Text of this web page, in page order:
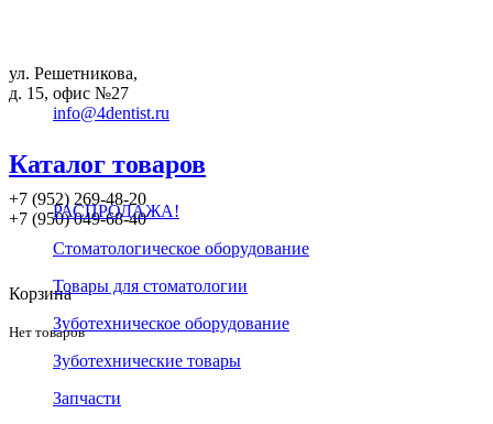
ул. Решетникова,
д. 15, офис №27
info@4dentist.ru
+7 (952) 269-48-20
‪+7 (950) 049-68-40
Корзина
Нет товаров
Каталог товаров
РАСПРОДАЖА!
Стоматологическое оборудование
Товары для стоматологии
Зуботехническое оборудование
Зуботехнические товары
Запчасти